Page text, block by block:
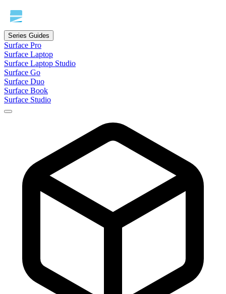
Series Guides
Surface Pro
Surface Laptop
Surface Laptop Studio
Surface Go
Surface Duo
Surface Book
Surface Studio